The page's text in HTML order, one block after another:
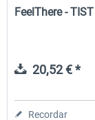
FeelThere -
20,52 € *
Recordar